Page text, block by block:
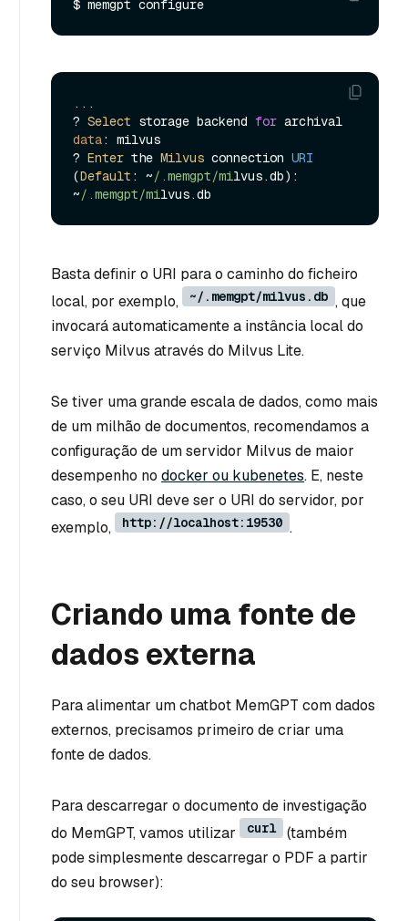
...
? Select storage backend for
data: milvus
? Enter the Milvus connection URI
(Default : ~/.memgpt/milvus.db):
~/.memgpt/milvus.db
Basta definir o URI para o caminho do ficheiro
local, por exemplo,
~/.memgpt/milvus.db , que
invocará automaticamente a instância local do
serviço Milvus através do Milvus Lite.
Se tiver uma grande escala de dados, como mais
de um milhão de documentos, recomendamos a
configuração de um servidor Milvus de maior
desempenho no docker ou kubenetes. E, neste
caso, o seu URI deve ser o URI do servidor, por
exemplo,
http://localhost:19530 .
Criando uma fonte de
dados externa
Para alimentar um chatbot MemGPT com dados
externos, precisamos primeiro de criar uma
fonte de dados.
Para descarregar o documento de investigação
do MemGPT, vamos utilizar
curl
(também
pode simplesmente descarregar o PDF a partir
do seu browser):